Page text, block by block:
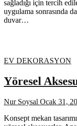
sağladığı için tercih
uygulama sonrasında
duvar…
EV DEKORASYON
Yöresel
Nur Soysal Ocak 31,
Konsept mekan